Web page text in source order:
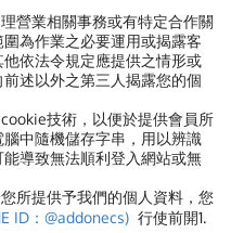
營業相關事務或有特定合作關
為作業之必要運用或揭露客
依法令規定應提供之情形或
述以外之第三人揭露您的個
技術，以便於提供會員所
中隨機儲存字串，用以辨識
導致無法順利登入網站或無
所提供予我們的個人資料， 您
ID：@addonecs) 行使前開1.